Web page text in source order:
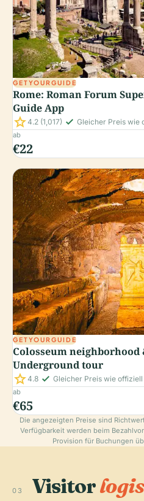
GETYOURGUIDE
Rome: Roman Forum
Guide App
star4.2 (1,017) check_small Gleicher Preis wie
ab
€22
GETYOURGUIDE
Colosseum neighborhood
Underground tour
star4.8 check_small Gleicher Preis wie offiziell
ab
€65
Die angezeigten Preise sind
Verfügbarkeit werden beim
Provision für Buchungen
03 Visitor